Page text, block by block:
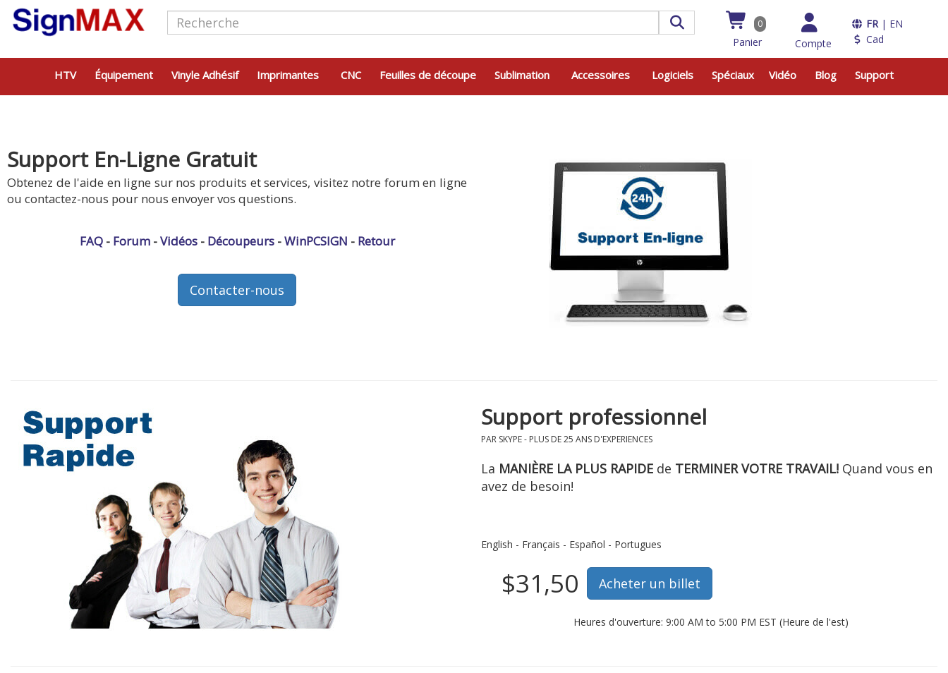
0
Panier Compte
FR| EN
Cad
HTV Équipement Vinyle Adhésif Imprimantes CNC Feuilles de découpe Sublimation Accessoires Logiciels Spéciaux Vidéo Blog Support
Support En-Ligne Gratuit
Obtenez de l'aide en ligne sur nos produits et services, visitez notre forum en ligne
ou contactez-nous pour nous envoyer vos questions.
FAQ- Forum-Vidéos- Découpeurs-WinPCSIGN - Retour
Contacter-nous
Support professionnel
PAR SKYPE - PLUS DE 25 ANS D'EXPERIENCES
La MANIÈRE LA PLUS RAPIDE de TERMINER VOTRE TRAVAIL! Quand vous en
avez de besoin!
English - Français - Español - Portugues
$31,50
Heures d'ouverture: 9:00 AM to 5:00 PM EST (Heure de l'est)